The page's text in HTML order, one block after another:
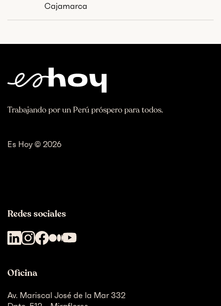
Cajamarca
Trabajando por un Perú próspero para todos.
Es Hoy © 2026
Redes sociales
Oficina
Av. Mariscal José de la Mar 332